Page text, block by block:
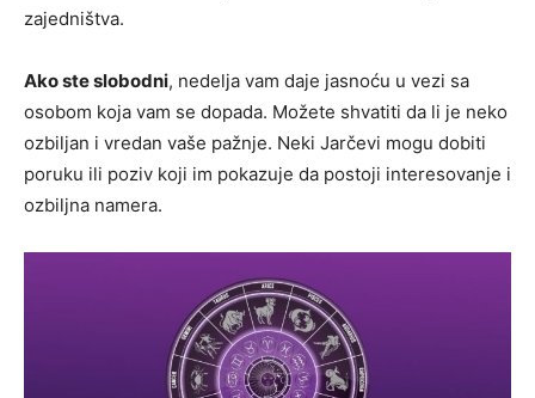
zajedništva.
Ako ste slobodni, nedelja vam daje jasnoću u vezi sa
osobom koja vam se dopada. Možete shvatiti da li je neko
ozbiljan i vredan vaše pažnje. Neki Jarčevi mogu dobiti
poruku ili poziv koji im pokazuje da postoji interesovanje i
ozbiljna namera.